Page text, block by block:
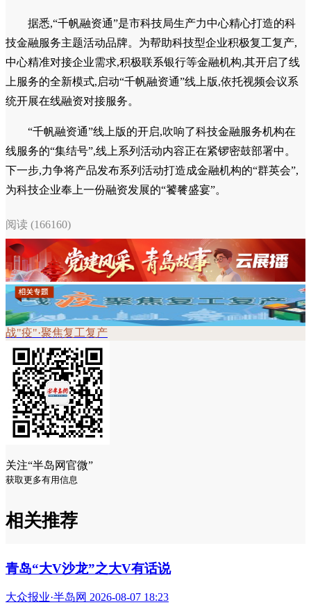
据悉,“千帆融资通”是市科技局生产力中心精心打造的科
技金融服务主题活动品牌。为帮助科技型企业积极复工复产,
中心精准对接企业需求,积极联系银行等金融机构,其开启了线
上服务的全新模式,启动“千帆融资通”线上版,依托视频会议系
统开展在线融资对接服务。
“千帆融资通”线上版的开启,吹响了科技金融服务机构在
线服务的“集结号”,线上系列活动内容正在紧锣密鼓部署中。
下一步,力争将产品发布系列活动打造成金融机构的“群英会”,
为科技企业奉上一份融资发展的“饕餮盛宴”。
阅读 (166160)
战"疫"·聚焦复工复产
关注“半岛网官微”
获取更多有用信息
相关推荐
青岛“大V沙龙”之大V有话说
大众报业·半岛网 2026-08-07 18:23